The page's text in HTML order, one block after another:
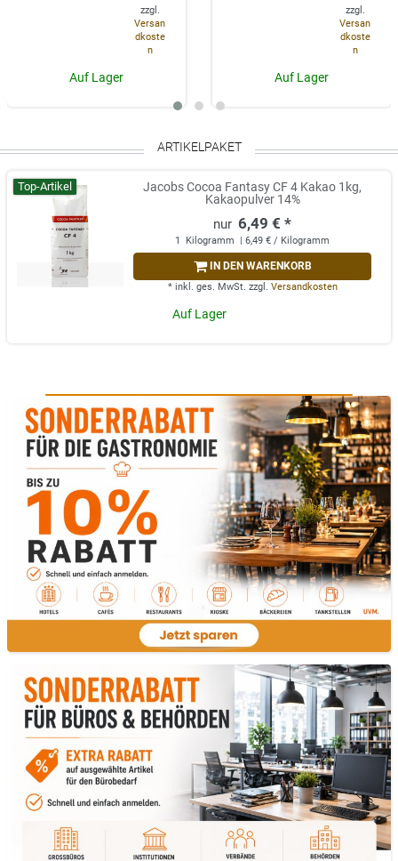
zzgl.
Versan
dkoste
n
Auf Lager
zzgl.
Versan
dkoste
n
Auf Lager
ARTIKELPAKET
Top-Artikel
Jacobs Cocoa Fantasy CF 4 Kakao 1kg,
Kakaopulver 14%
6,49 € *
1 Kilogramm | 6,49 € / Kilogramm
IN DEN WARENKORB
* inkl. ges. MwSt. zzgl. Versandkosten
Auf Lager